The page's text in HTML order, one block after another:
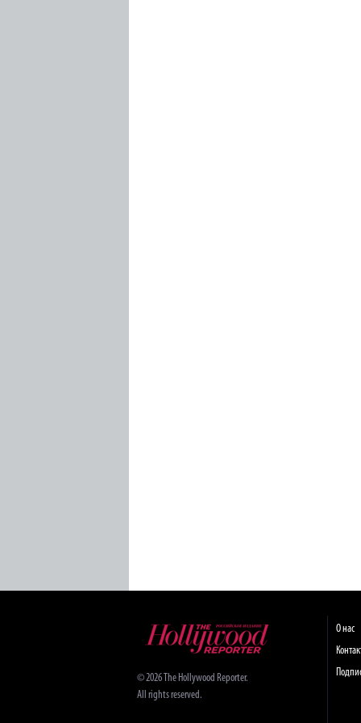
© 2026 The Hollywood Reporter.
All rights reserved.
О нас